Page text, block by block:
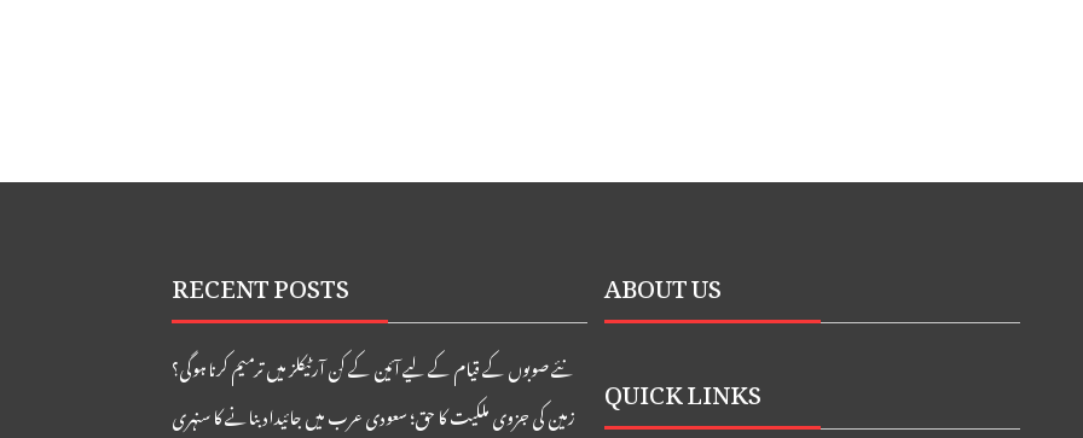
RECENT POSTS
نئے صوبوں کے قیام کے لیے آئین کے کن آرٹیکلز میں ترمیم کرنا ہوگی؟
زمین کی جزوی ملکیت کا حق؛ سعودی عرب میں جائیداد بنانے کا سنہری
ABOUT US
QUICK LINKS